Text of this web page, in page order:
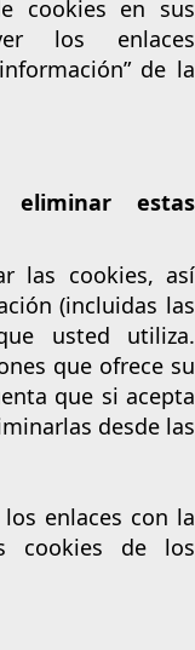
cookies en sus
los enlaces
de la
eliminar estas
las cookies, así
(incluidas las
usted utiliza.
que ofrece su
que si acepta
desde las
enlaces con la
cookies de los